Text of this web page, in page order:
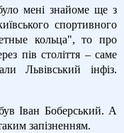
мені знайоме ще з
спортивного
кольца", то про
пів століття – саме
Львівський інфіз.
Іван Боберський. А
запізненням.